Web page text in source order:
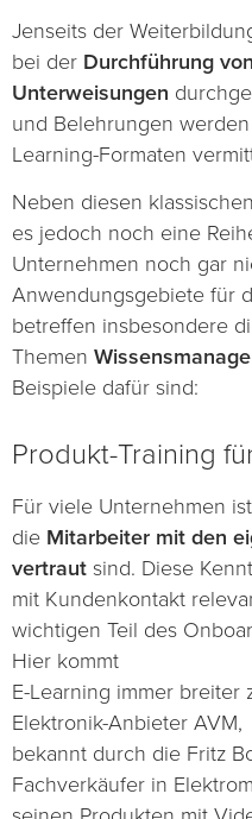
Jenseits der
bei der Durchführung von
Unterweisungen
und Belehrungen
Learning-Formaten
Neben diesen
es jedoch noch eine
Unternehmen noch gar
Anwendungsgebiete für
betreffen insbesondere
Themen
Beispiele dafür sind:
Produkt-Training
Für viele Unternehmen
die Mitarbeiter mit den
vertraut sind. Diese
mit Kundenkontakt
wichtigen Teil des
Hier kommt
E-Learning immer breiter
Elektronik-Anbieter AVM,
bekannt durch die Fritz
Fachverkäufer in